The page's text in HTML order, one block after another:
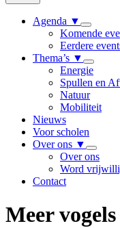
Agenda ▼
Komende
Eerdere
Thema’s ▼
Energie
Spullen en
Natuur
Mobiliteit
Nieuws
Voor scholen
Over ons ▼
Over ons
Word
Contact
Meer